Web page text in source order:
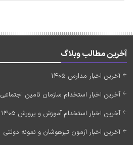
آخرین مطالب وبلاگ
آخرین اخبار مدارس 1405
آخرین اخبار استخدام سازمان تامین اجتماعی 1404 (به زودی)
آخرین اخبار استخدام آموزش و پرورش 1405 (به زودی)
آخرین اخبار آزمون تیزهوشان و نمونه دولتی